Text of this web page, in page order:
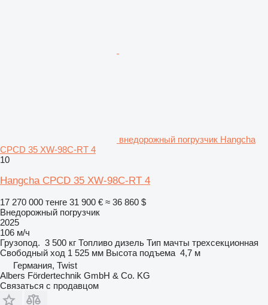
внедорожный погрузчик Hangcha
CPCD 35 XW-98C-RT 4
10
Hangcha CPCD 35 XW-98C-RT 4
17 270 000 тенге 31 900 € ≈ 36 860 $
Внедорожный погрузчик
2025
106 м/ч
Грузопод. 3 500 кг Топливо дизель Тип мачты трехсекционная
Свободный ход 1 525 мм Высота подъема 4,7 м
Германия, Twist
Albers Fördertechnik GmbH & Co. KG
Связаться с продавцом